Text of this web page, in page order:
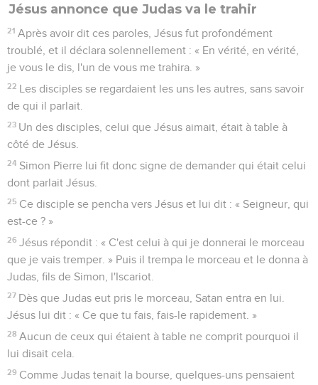
Jésus annonce que Judas va le trahir
21 Après avoir dit ces paroles, Jésus fut profondément
troublé, et il déclara solennellement : « En vérité, en vérité,
je vous le dis, l'un de vous me trahira. »
22 Les disciples se regardaient les uns les autres, sans savoir
de qui il parlait.
23 Un des disciples, celui que Jésus aimait, était à table à
côté de Jésus.
24 Simon Pierre lui fit donc signe de demander qui était celui
dont parlait Jésus.
25 Ce disciple se pencha vers Jésus et lui dit : « Seigneur, qui
est-ce ? »
26 Jésus répondit : « C'est celui à qui je donnerai le morceau
que je vais tremper. » Puis il trempa le morceau et le donna à
Judas, fils de Simon, l'Iscariot.
27 Dès que Judas eut pris le morceau, Satan entra en lui.
Jésus lui dit : « Ce que tu fais, fais-le rapidement. »
28 Aucun de ceux qui étaient à table ne comprit pourquoi il
lui disait cela.
29 Comme Judas tenait la bourse, quelques-uns pensaient